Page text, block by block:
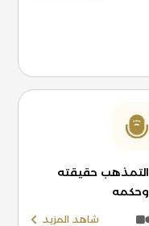
التمذهب حقيقته
وحكمه
شاهد المزيد